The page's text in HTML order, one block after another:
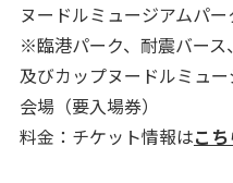
ヌードルミュージアムパー
※臨港パーク、耐震バー
及びカップヌードルミュ
会場（要入場券）
料金：チケット情報はこち